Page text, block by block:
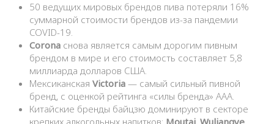
50 ведущих мировых брендов пива потеряли 16%
суммарной стоимости брендов из-за пандемии
COVID-19.
Corona снова является самым дорогим пивным
брендом в мире и его стоимость составляет 5,8
миллиарда долларов США.
Мексиканская Victoria — самый сильный пивной
бренд, с оценкой рейтинга «силы бренда» AAA.
Китайские бренды байцзю доминируют в секторе